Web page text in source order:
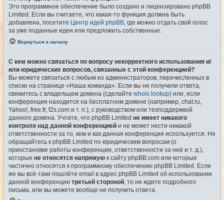
Это программное обеспечение было создано и лицензировано phpBB
Limited. Если вы считаете, что какая-то функция должна быть
добавлена, посетите Центр идей phpBB , где можно отдать свой голос
за уже поданные идеи или предложить собственные.
Вернуться к началу
С кем можно связаться по вопросу некорректного использования и/
или юридических вопросов, связанных с этой конференцией?
Вы можете связаться с любым из администраторов, перечисленных в
списке на странице «Наша команда». Если вы не получили ответа,
свяжитесь с владельцем домена (сделайте whois lookup) или, если
конференция находится на бесплатном домене (например, chat.ru,
Yahoo!, free.fr, f2s.com и т. п.), с руководством или техподдержкой
данного домена. Учтите, что phpBB Limited не имеет никакого
контроля над данной конференцией и не может нести никакой
ответственности за то, кем и как данная конференция используется. Не
обращайтесь к phpBB Limited по юридическим вопросам (о
приостановке работы конференции, ответственности за неё и т. д.),
которые не относятся напрямую к сайту phpBB.com или которые
частично относятся к программному обеспечению phpBB Limited. Если
же вы всё-таки пошлёте email в адрес phpBB Limited об использовании
данной конференции третьей стороной , то не ждите подробного
письма, или вы можете вообще не получить ответа.